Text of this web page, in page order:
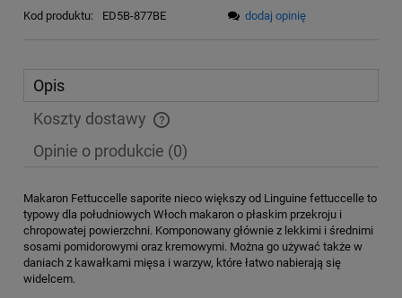
Kod produktu:
ED5B-877BE
dodaj opinię
Opis
Koszty dostawy
Cena nie zawiera ewentualnych kosztów płatności
Opinie o produkcie (0)
Makaron Fettuccelle saporite nieco większy od Linguine fettuccelle to
typowy dla południowych Włoch makaron o płaskim przekroju i
chropowatej powierzchni. Komponowany głównie z lekkimi i średnimi
sosami pomidorowymi oraz kremowymi. Można go używać także w
daniach z kawałkami mięsa i warzyw, które łatwo nabierają się
widelcem.